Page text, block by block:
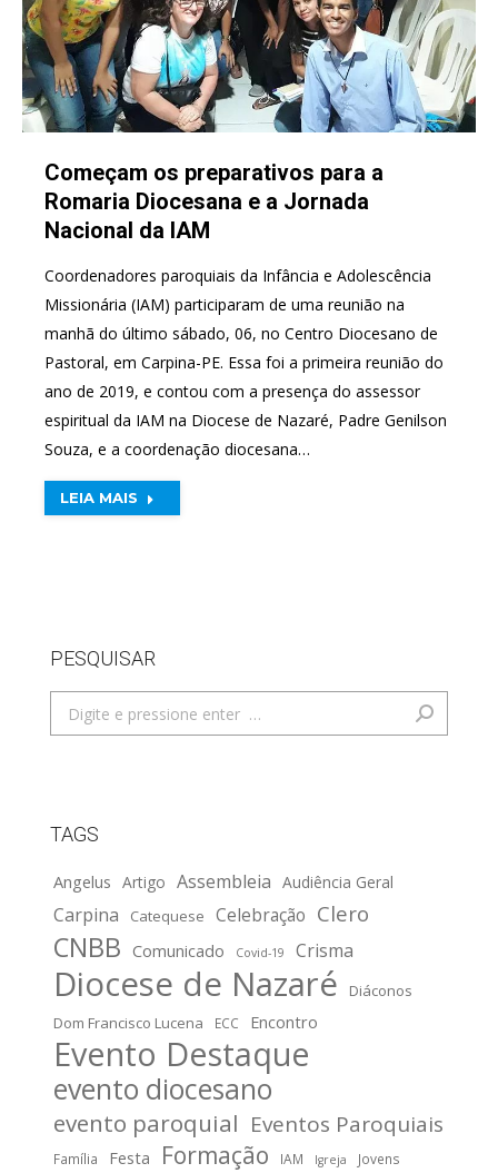
Começam os preparativos para a
Romaria Diocesana e a Jornada
Nacional da IAM
Coordenadores paroquiais da Infância e Adolescência
Missionária (IAM) participaram de uma reunião na
manhã do último sábado, 06, no Centro Diocesano de
Pastoral, em Carpina-PE. Essa foi a primeira reunião do
ano de 2019, e contou com a presença do assessor
espiritual da IAM na Diocese de Nazaré, Padre Genilson
Souza, e a coordenação diocesana…
LEIA MAIS
PESQUISAR
Search:
TAGS
Angelus Artigo Assembleia Audiência Geral
Carpina Catequese Celebração Clero
CNBB Comunicado Covid-19 Crisma
Diocese de Nazaré
Diáconos
Dom Francisco Lucena
ECC Encontro
Evento Destaque
evento diocesano
evento paroquial Eventos Paroquiais
Família Festa Formação IAM Igreja Jovens